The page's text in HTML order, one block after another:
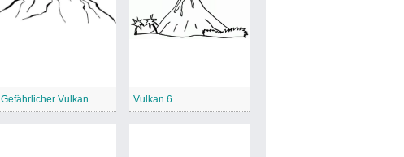
Gefährlicher Vulkan Vulkan 6